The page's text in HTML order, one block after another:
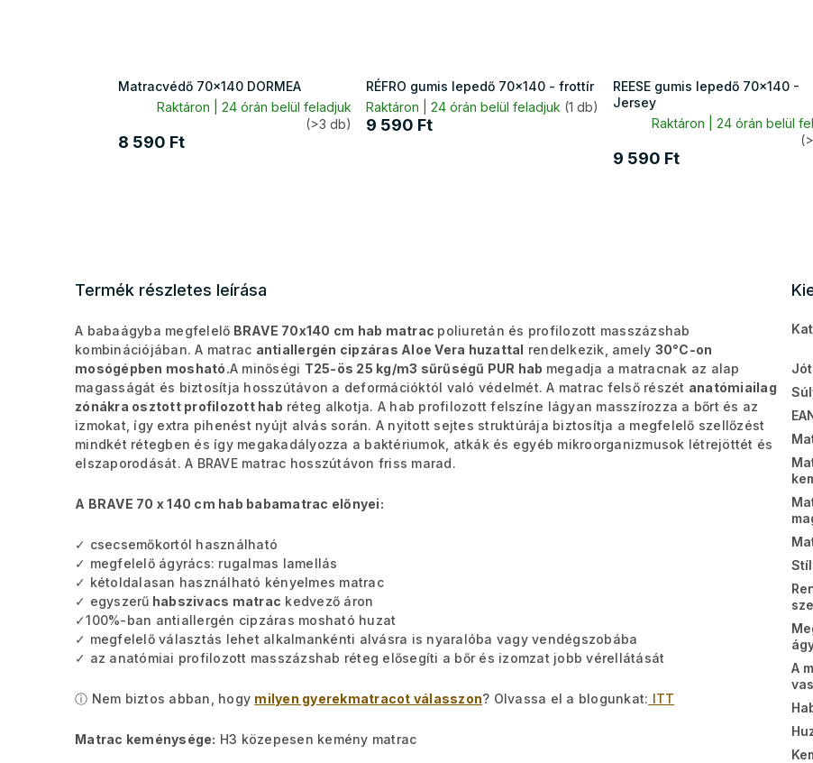
Matracvédő 70x140 DORMEA
Raktáron | 24 órán belül feladjuk
(>3 db)
8 590 Ft
RÉFRO gumis lepedő 70x140 - frottír
Raktáron | 24 órán belül feladjuk (1 db)
9 590 Ft
REESE gumis lepedő 70x140 -
Jersey
Raktáron | 24 órán belül
9 590 Ft
Termék részletes leírása
A babaágyba megfelelő BRAVE 70x140 cm hab matrac poliuretán és profilozott masszázshab
kombinációjában. A matrac antiallergén cipzáras Aloe Vera huzattal rendelkezik, amely 30°C-on
mosógépben mosható.A minőségi T25-ös 25 kg/m3 sűrűségű PUR hab megadja a matracnak az alap
magasságát és biztosítja hosszútávon a deformációktól való védelmét. A matrac felső részét anatómiailag
zónákra osztott profilozott hab réteg alkotja. A hab profilozott felszíne lágyan masszírozza a bőrt és az
izmokat, így extra pihenést nyújt alvás során. A nyitott sejtes struktúrája biztosítja a megfelelő szellőzést
mindkét rétegben és így megakadályozza a baktériumok, atkák és egyéb mikroorganizmusok létrejöttét és
elszaporodását. A BRAVE matrac hosszútávon friss marad.
A BRAVE 70 x 140 cm hab babamatrac előnyei:
✓ csecsemőkortól használható
✓ megfelelő ágyrács: rugalmas lamellás
✓ kétoldalasan használható kényelmes matrac
✓ egyszerű habszivacs matrac kedvező áron
✓100%-ban antiallergén cipzáras mosható huzat
✓ megfelelő választás lehet alkalmankénti alvásra is nyaralóba vagy vendégszobába
✓ az anatómiai profilozott masszázshab réteg elősegíti a bőr és izomzat jobb vérellátását
ⓘ Nem biztos abban, hogy milyen gyerekmatracot válasszon? Olvassa el a blogunkat: ITT
Matrac keménysége: H3 közepesen kemény matrac
A